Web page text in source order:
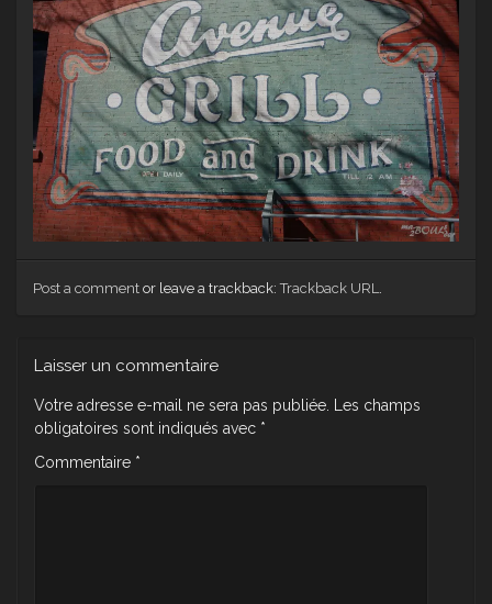
Post a comment or leave a trackback:Trackback URL.
Laisser un commentaire
Votre adresse e-mail ne sera pas publiée. Les champs
obligatoires sont indiqués avec *
Commentaire *